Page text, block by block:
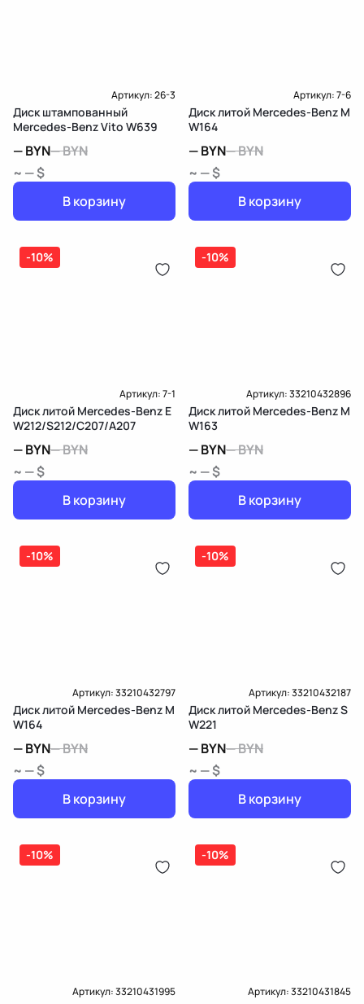
Артикул:26-3
Диск штампованный
Mercedes-Benz Vito W639
—BYN—BYN
~ — $
В корзину
Артикул:7-6
Диск литой Mercedes-Benz M
W164
—BYN—BYN
~ — $
В корзину
-10%
Артикул:7-1
Диск литой Mercedes-Benz E
W212/S212/C207/A207
—BYN—BYN
~ — $
В корзину
-10%
Артикул:33210432896
Диск литой Mercedes-Benz M
W163
—BYN—BYN
~ — $
В корзину
-10%
Артикул:33210432797
Диск литой Mercedes-Benz M
W164
—BYN—BYN
~ — $
В корзину
-10%
Артикул:33210432187
Диск литой Mercedes-Benz S
W221
—BYN—BYN
~ — $
В корзину
-10%
Артикул:33210431995
-10%
Артикул:33210431845